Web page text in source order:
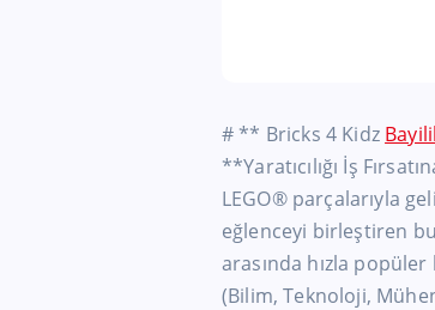
# ** Bricks 4 Kidz
**Yaratıcılığı İş
LEGO® parçalarıyla
eğlenceyi birleştiren
arasında hızla
(Bilim, Teknoloji,